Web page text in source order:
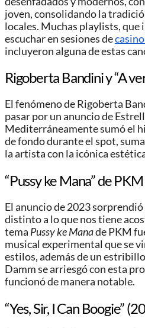
joven, consolidando la
locales. Muchas playlists, que
escuchar en sesiones de
incluyeron alguna de estas
Rigoberta Bandini y “A
El fenómeno de Rigoberta
pasar por un anuncio de
Mediterráneamente sumó el
de fondo durante el spot,
la artista con la icónica
“Pussy ke Mana” de
El anuncio de 2023
distinto a lo que nos tiene
tema Pussy ke Manade PKM
musical experimental que se
estilos, además de un
Damm se arriesgó con esta
funcionó de manera notable.
“Yes, Sir, I Can Boogie”